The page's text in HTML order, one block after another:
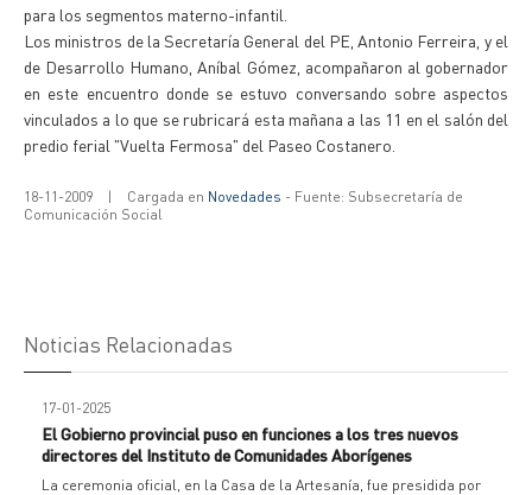
para los segmentos materno-infantil.
Los ministros de la Secretaría General del PE, Antonio Ferreira, y el
de Desarrollo Humano, Aníbal Gómez, acompañaron al gobernador
en este encuentro donde se estuvo conversando sobre aspectos
vinculados a lo que se rubricará esta mañana a las 11 en el salón del
predio ferial "Vuelta Fermosa" del Paseo Costanero.
18-11-2009 | Cargada en Novedades - Fuente: Subsecretaría de
Comunicación Social
Noticias Relacionadas
17-01-2025
El Gobierno provincial puso en funciones a los tres nuevos
directores del Instituto de Comunidades Aborígenes
La ceremonia oficial, en la Casa de la Artesanía, fue presidida por